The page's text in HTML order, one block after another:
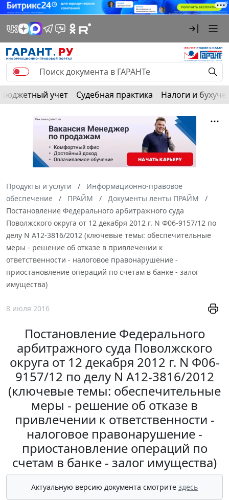
Бюджетный учет Судебная практика Налоги и
Продукты и услуги
Информационно-правовое
обеспечение
ПРАЙМ
Документы ленты ПРАЙМ
Постановление Федерального арбитражного суда
Поволжского округа от 12 декабря 2012 г. N Ф06-9157/12 по
делу N А12-3816/2012 (ключевые темы: обеспечительные
меры - решение об отказе в привлечении к
ответственности - налоговое правонарушение -
приостановление операций по счетам в банке - залог
имущества)
8 июля 2016
Постановление Федерального
арбитражного суда Поволжского
округа от 12 декабря 2012 г. N Ф06-
9157/12 по делу N А12-3816/2012
(ключевые темы: обеспечительные
меры - решение об отказе в
привлечении к ответственности -
налоговое правонарушение -
приостановление операций по
счетам в банке - залог имущества)
Актуальную версию документа смотрите здесь